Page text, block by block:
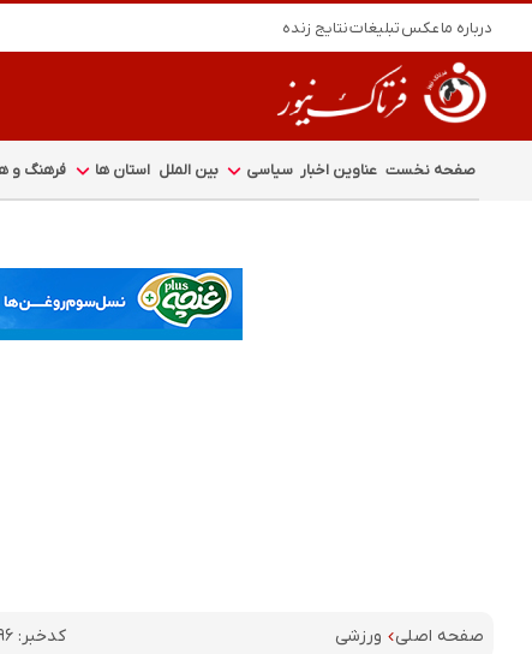
درباره ماعکستبلیغاتنتایج زنده
صفحه نخست عناوین اخبار سیاسی بین الملل استان ها فرهنگ و
صفحه اصلی ورزشی کدخبر: